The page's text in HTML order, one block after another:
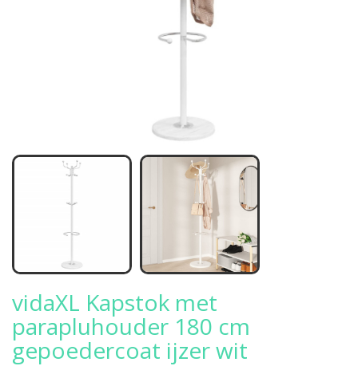
vidaXL Kapstok met
parapluhouder 180 cm
gepoedercoat ijzer wit